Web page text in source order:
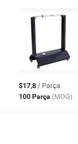
$17,8/ Parça
100 Parça (MOQ)